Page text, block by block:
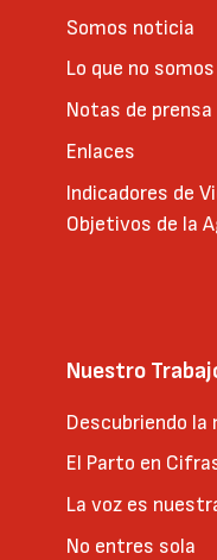
Somos noticia
Lo que no somos
Notas de prensa
Enlaces
Indicadores de
Objetivos de la
Nuestro
Descubriendo la
El Parto en
La voz es
No entres sola